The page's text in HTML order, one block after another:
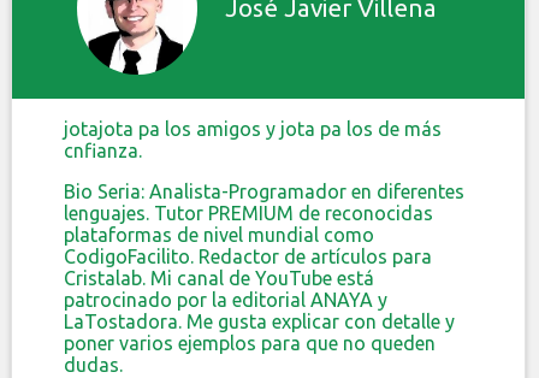
José Javier Villena
jotajota pa los amigos y jota pa los de más
cnfianza.
Bio Seria: Analista-Programador en diferentes
lenguajes. Tutor PREMIUM de reconocidas
plataformas de nivel mundial como
CodigoFacilito. Redactor de artículos para
Cristalab. Mi canal de YouTube está
patrocinado por la editorial ANAYA y
LaTostadora. Me gusta explicar con detalle y
poner varios ejemplos para que no queden
dudas.